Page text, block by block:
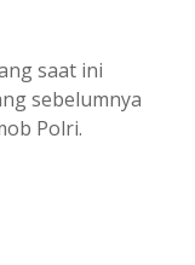
saat ini
sebelumnya
Polri.